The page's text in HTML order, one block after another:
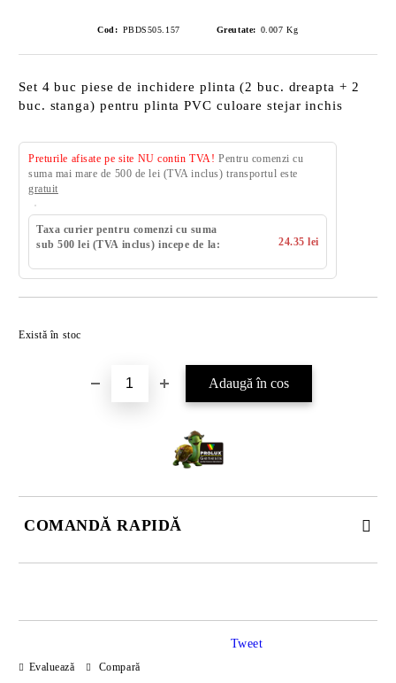
Cod: PBDS505.157 Greutate: 0.007 Kg
Set 4 buc piese de inchidere plinta (2 buc. dreapta + 2
buc. stanga) pentru plinta PVC culoare stejar inchis
Preturile afisate pe site NU contin TVA! Pentru comenzi cu
suma mai mare de 500 de lei (TVA inclus) transportul este
gratuit
Taxa curier pentru comenzi cu suma
sub 500 lei (TVA inclus) incepe de la:
24.35 lei
Există în stoc
COMANDĂ RAPIDĂ
Evaluează Compară
Tweet